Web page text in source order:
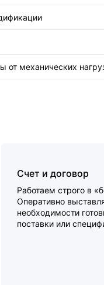
от механических
Счет и договор
Работаем строго в
Оперативно
необходимости
поставки или